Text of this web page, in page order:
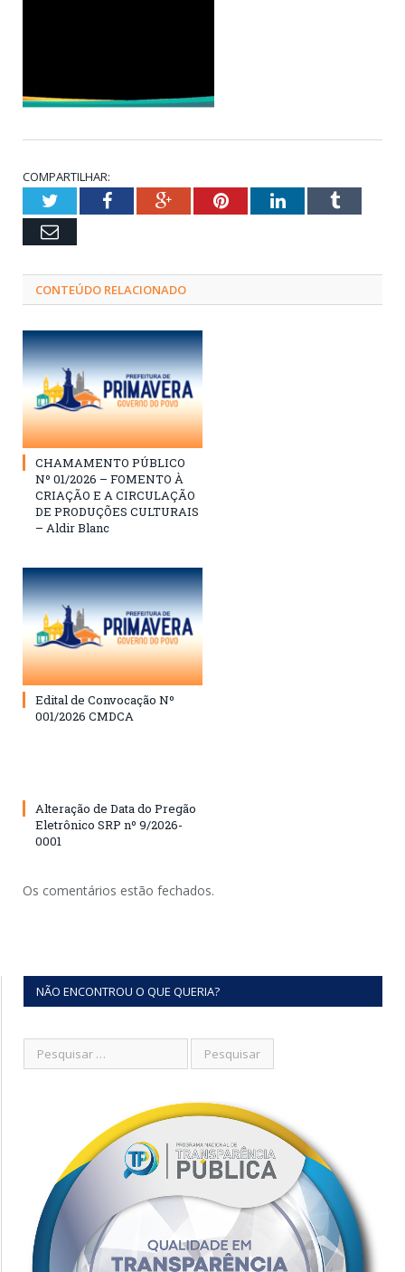
COMPARTILHAR:
TwitterFacebookGoogle+PinterestLinkedInTumblr
Email
CONTEÚDO RELACIONADO
CHAMAMENTO PÚBLICO
Nº 01/2026 – FOMENTO À
CRIAÇÃO E A CIRCULAÇÃO
DE PRODUÇÕES CULTURAIS
– Aldir Blanc
Edital de Convocação Nº
001/2026 CMDCA
Alteração de Data do Pregão
Eletrônico SRP nº 9/2026-
0001
Os comentários estão fechados.
NÃO ENCONTROU O QUE QUERIA?